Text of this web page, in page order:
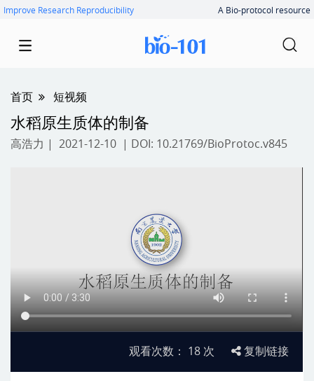
Improve Research Reproducibility A Bio-protocol resource
首页 短视频
水稻原生质体的制备
高浩力 | 2021-12-10 | DOI: 10.21769/BioProtoc.v845
观看次数： 18 次 复制链接